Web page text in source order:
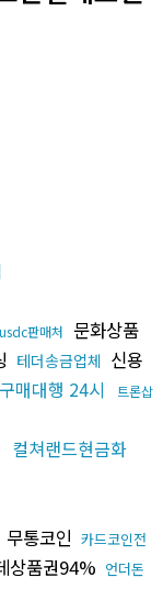
usdc판매처 문화상품
테더송금업체 신용
매대행 24시
트론삽
컬쳐랜드현금화
무통코인 카드코인전
상품권94% 언더돈